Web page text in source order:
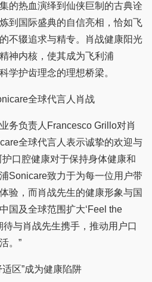
的热血演绎到仙侠巨制的古典诠
到国际盛典的自信亮相，恰如飞
不辍追求与精专。肖战健康阳光
神内核，使其成为飞利浦
学护齿理念的理想桥梁。
全球代言人肖战
负责人Francesco Grillo对肖
全球代言人表示诚挚的欢迎与
口腔健康对于保持身体健康和
Sonicare致力于为每一位用户带
验，而肖战先生的健康形象与国
国及全球范围扩大‘Feel the
待与肖战先生携手，推动用户口
。”
区”成为健康陷阱